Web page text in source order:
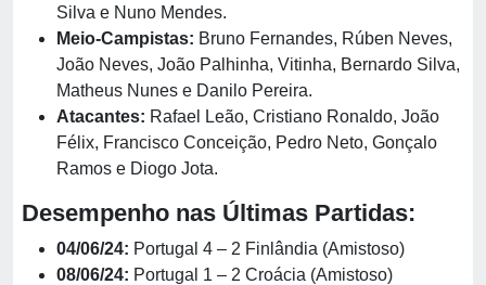
Silva e Nuno Mendes.
Meio-Campistas: Bruno Fernandes, Rúben Neves,
João Neves, João Palhinha, Vitinha, Bernardo Silva,
Matheus Nunes e Danilo Pereira.
Atacantes: Rafael Leão, Cristiano Ronaldo, João
Félix, Francisco Conceição, Pedro Neto, Gonçalo
Ramos e Diogo Jota.
Desempenho nas Últimas Partidas:
04/06/24: Portugal 4 – 2 Finlândia (Amistoso)
08/06/24: Portugal 1 – 2 Croácia (Amistoso)